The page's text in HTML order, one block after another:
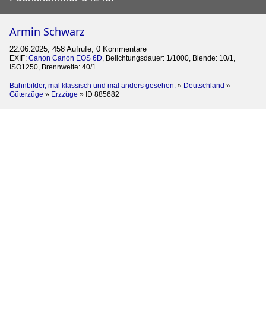
Armin Schwarz
22.06.2025, 458 Aufrufe, 0 Kommentare
EXIF: Canon Canon EOS 6D, Belichtungsdauer: 1/1000, Blende: 10/1,
ISO1250, Brennweite: 40/1
Bahnbilder, mal klassisch und mal anders gesehen. » Deutschland »
Güterzüge » Erzzüge » ID 885682